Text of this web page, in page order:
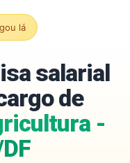
lá
salarial
de
-